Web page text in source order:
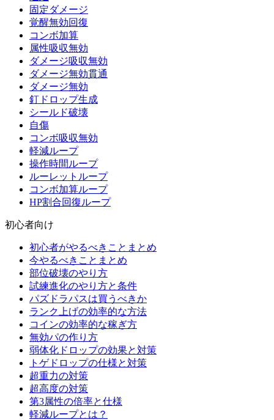
固定ダメージ
覚醒無効回復
コンボ加算
属性吸収無効
ダメージ吸収無効
ダメージ無効貫通
ダメージ無効
釘ドロップ生成
シールド破壊
自傷
コンボ吸収無効
軽減ループ
操作時間ループ
ルーレットループ
コンボ加算ループ
HP割合回復ループ
初心者向け
初心者がやるべきことまとめ
今やるべきことまとめ
部位破壊のやり方
試練進化のやり方と条件
パズドラパスは買うべきか
ランク上げの効率的な方法
コインの効率的な稼ぎ方
無効パの作り方
弱体化ドロップの効果と対策
トゲドロップの仕様と対策
超重力の対策
超高度の対策
第3属性の倍率と仕様
軽減ループとは？